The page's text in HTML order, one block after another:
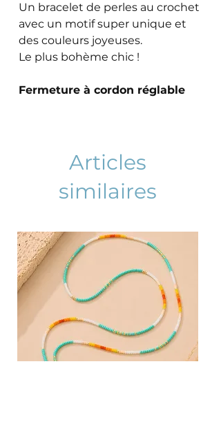
Un bracelet de perles au crochet
avec un motif super unique et
des couleurs joyeuses.
Le plus bohème chic !
Fermeture à cordon réglable
Articles
similaires